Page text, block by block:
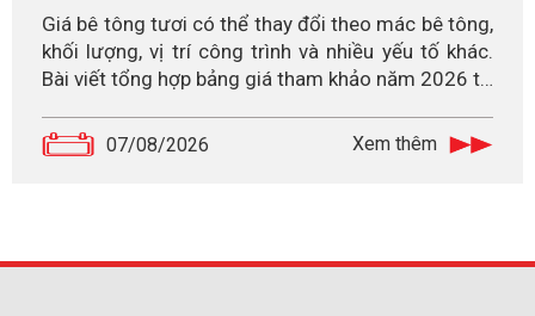
Giá bê tông tươi có thể thay đổi theo mác bê tông,
khối lượng, vị trí công trình và nhiều yếu tố khác.
Bài viết tổng hợp bảng giá tham khảo năm 2026 từ
nhận báo giá chính xác từ Bê tông Mê Kông.
07/08/2026 Xem thêm